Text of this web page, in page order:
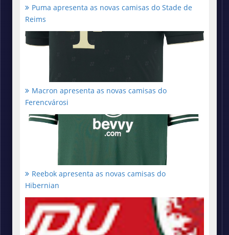
Puma apresenta as novas camisas do Stade de
Reims
Macron apresenta as novas camisas do
Ferencvárosi
Reebok apresenta as novas camisas do
Hibernian